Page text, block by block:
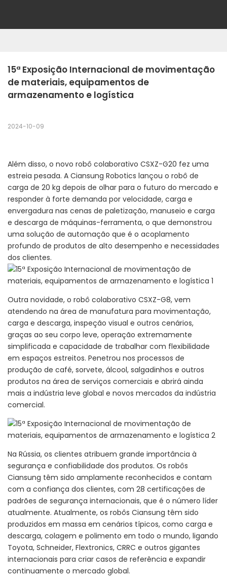
15ª Exposição Internacional de movimentação
de materiais, equipamentos de
armazenamento e logística
2024-10-09
Além disso, o novo robô colaborativo CSXZ-G20 fez uma
estreia pesada. A Ciansung Robotics lançou o robô de
carga de 20 kg depois de olhar para o futuro do mercado e
responder à forte demanda por velocidade, carga e
envergadura nas cenas de paletização, manuseio e carga
e descarga de máquinas-ferramenta, o que demonstrou
uma solução de automação que é o acoplamento
profundo de produtos de alto desempenho e necessidades
dos clientes.
Outra novidade, o robô colaborativo CSXZ-G8, vem
atendendo na área de manufatura para movimentação,
carga e descarga, inspeção visual e outros cenários,
graças ao seu corpo leve, operação extremamente
simplificada e capacidade de trabalhar com flexibilidade
em espaços estreitos. Penetrou nos processos de
produção de café, sorvete, álcool, salgadinhos e outros
produtos na área de serviços comerciais e abrirá ainda
mais a indústria leve global e novos mercados da indústria
comercial.
Na Rússia, os clientes atribuem grande importância à
segurança e confiabilidade dos produtos. Os robôs
Ciansung têm sido amplamente reconhecidos e contam
com a confiança dos clientes, com 28 certificações de
padrões de segurança internacionais, que é o número líder
atualmente. Atualmente, os robôs Ciansung têm sido
produzidos em massa em cenários típicos, como carga e
descarga, colagem e polimento em todo o mundo, ligando
Toyota, Schneider, Flextronics, CRRC e outros gigantes
internacionais para criar casos de referência e expandir
continuamente o mercado global.